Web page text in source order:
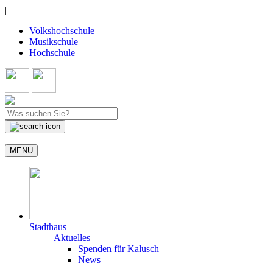
|
Volkshochschule
Musikschule
Hochschule
MENU
Stadthaus
Aktuelles
Spenden für Kalusch
News